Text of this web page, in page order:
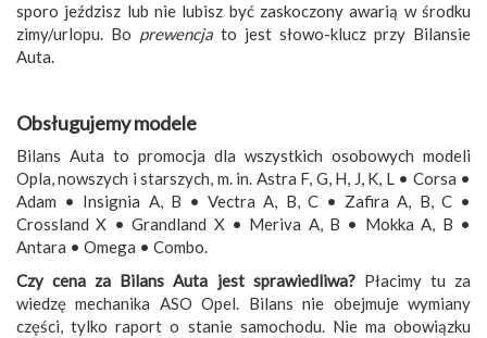
sporo jeździsz lub nie lubisz być zaskoczony awarią w środku
zimy/urlopu. Bo prewencja to jest słowo-klucz przy Bilansie
Auta.
Obsługujemy modele
Bilans Auta to promocja dla wszystkich osobowych modeli
Opla, nowszych i starszych, m. in. Astra F, G, H, J, K, L • Corsa •
Adam • Insignia A, B • Vectra A, B, C • Zafira A, B, C •
Crossland X • Grandland X • Meriva A, B • Mokka A, B •
Antara • Omega • Combo.
Czy cena za Bilans Auta jest sprawiedliwa?Płacimy tu za
wiedzę mechanika ASO Opel. Bilans nie obejmuje wymiany
części, tylko raport o stanie samochodu. Nie ma obowiązku